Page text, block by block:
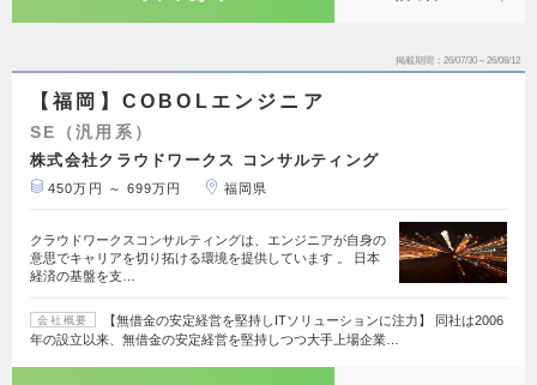
掲載期間 26/07/30～26/08/12
【福岡】COBOLエンジニア
SE（汎用系）
株式会社クラウドワークス コンサルティング
450万円 ～ 699万円 福岡県
クラウドワークスコンサルティングは、エンジニアが自身の
意思でキャリアを切り拓ける環境を提供しています 。 日本
経済の基盤を支…
会社概要
【無借金の安定経営を堅持しITソリューションに注力】 同社は2006
年の設立以来、無借金の安定経営を堅持しつつ大手上場企業…